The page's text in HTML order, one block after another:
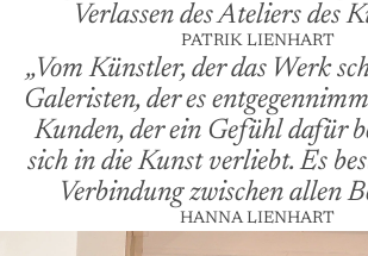
Verlassen des Ateliers des
PATRIK LIENHART
„Vom Künstler, der das Werk
Galeristen, der es
Kunden, der ein Gefühl dafür
sich in die Kunst verliebt. Es
Verbindung zwischen allen
HANNA LIENHART